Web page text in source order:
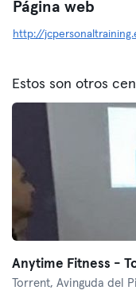
Página web
http://
Estos son otros
Anytime Fitness -
Torrent, Avinguda del